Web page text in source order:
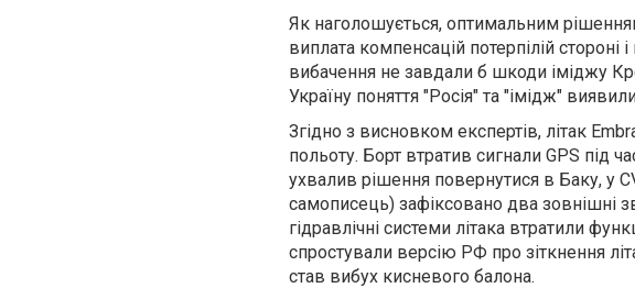
Як наголошується, оптимальним
виплата компенсацій потерпілій
вибачення не завдали б шкоди іміджу
Україну поняття "Росія" та "імідж"
Згідно з висновком експертів, літак
польоту. Борт втратив сигнали GPS під
ухвалив рішення повернутися в Баку, у
самописець) зафіксовано два зовнішні
гідравлічні системи літака втратили
спростували версію РФ про зіткнення
став вибух кисневого балона.